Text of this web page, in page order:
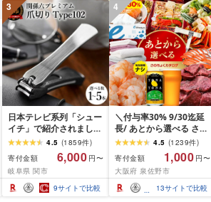
3
日本テレビ系列「シュー
イチ」で紹介されました
(R7.09.13放送)[刀匠 関
孫六の伝統から生まれた
ツメキリ][選べる本数 1
本〜5本セット] 貝印 関
孫六 爪切り type102 ス
テンレス 高級つめきり
4.5 (1859件)
寄付金額
6,000 円〜
岐阜県 関市
9サイトで比較
4
＼付与率30% 9/30迄延
長/ あとから選べる さの
ちょくカタログ 有効期
限なし 満足度9割 ランキ
ング急上昇中 カタログ
肉 よなよなエール 牛た
ん ビール 酒 かに サーモ
ン 野菜 うなぎ タオル テ
4.5 (1239件)
寄付金額
1,000 円〜
大阪府 泉佐野市
13サイトで比較